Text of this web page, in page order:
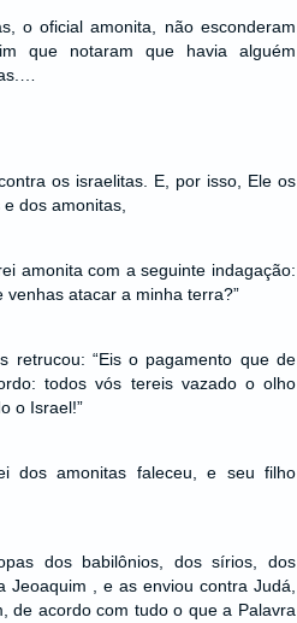
o oficial amonita, não esconderam
que notaram que havia alguém
os israelitas. E, por isso, Ele os
dos amonitas,
amonita com a seguinte indagação:
atacar a minha terra?”
retrucou: “Eis o pagamento que de
todos vós tereis vazado o olho
o Israel!”
dos amonitas faleceu, e seu filho
dos babilônios, dos sírios, dos
Jeoaquim , e as enviou contra Judá,
de acordo com tudo o que a Palavra